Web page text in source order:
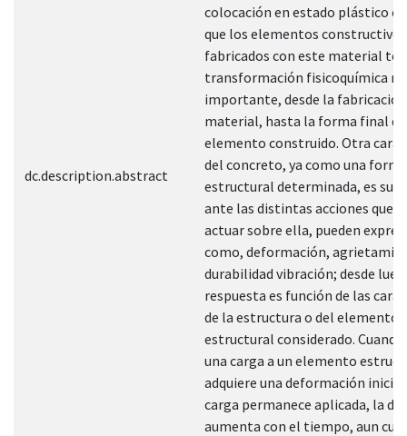
dc.description.abstract
colocación en estado plástico
que los elementos constructivos
fabricados con este material
transformación fisicoquímica
importante, desde la
material, hasta la forma final
elemento construido. Otra
del concreto, ya como una forma
estructural determinada, es su
ante las distintas acciones que
actuar sobre ella, pueden
como, deformación,
durabilidad vibración; desde
respuesta es función de las
de la estructura o del elemento
estructural considerado. Cuando
una carga a un elemento
adquiere una deformación
carga permanece aplicada, la
aumenta con el tiempo, aun